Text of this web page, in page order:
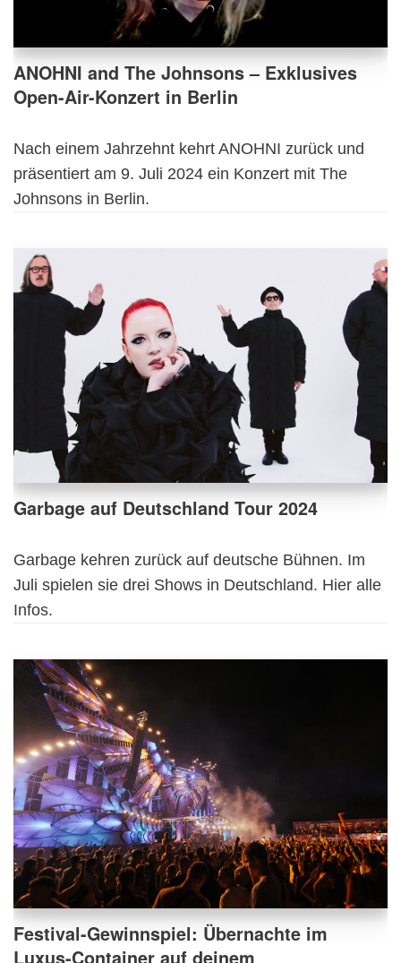
ANOHNI and The Johnsons – Exklusives
Open-Air-Konzert in Berlin
Nach einem Jahrzehnt kehrt ANOHNI zurück und
präsentiert am 9. Juli 2024 ein Konzert mit The
Johnsons in Berlin.
Garbage auf Deutschland Tour 2024
Garbage kehren zurück auf deutsche Bühnen. Im
Juli spielen sie drei Shows in Deutschland. Hier alle
Infos.
Festival-Gewinnspiel: Übernachte im
Luxus-Container auf deinem